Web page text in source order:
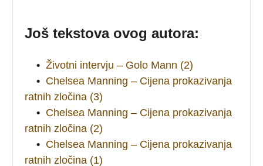
Još tekstova ovog autora:
• Životni intervju – Golo Mann (2)
• Chelsea Manning – Cijena prokazivanja
ratnih zločina (3)
• Chelsea Manning – Cijena prokazivanja
ratnih zločina (2)
• Chelsea Manning – Cijena prokazivanja
ratnih zločina (1)